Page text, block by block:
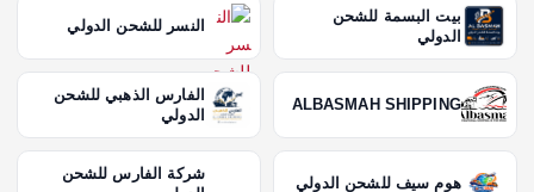
بيت البسمة للشحن
الدولي
النسر للشحن الدولي
ALBASMAH SHIPPING
الفارس الذهبي للشحن
الدولي
هوم سيف للشحن الدولي
شركة الفارس للشحن